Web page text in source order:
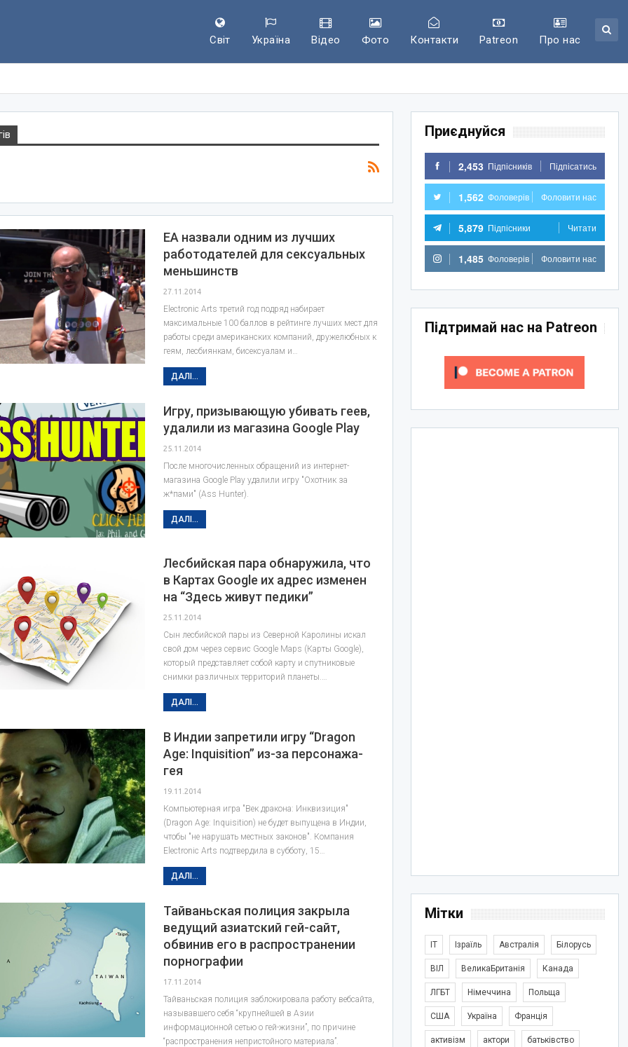
Світ Україна Відео Фото Контакти Patreon Про нас
EA назвали одним из лучших
работодателей для сексуальных
меньшинств
27.11.2014
Electronic Arts третий год подряд набирает
максимальные 100 баллов в рейтинге лучших мест для
работы среди американских компаний, дружелюбных к
геям, лесбиянкам, бисексуалам и…
ДАЛІ...
Игру, призывающую убивать геев,
удалили из магазина Google Play
25.11.2014
После многочисленных обращений из интернет-
магазина Google Play удалили игру "Охотник за
ж*пами" (Ass Hunter).
ДАЛІ...
Лесбийская пара обнаружила, что
в Картах Google их адрес изменен
на “Здесь живут педики”
25.11.2014
Сын лесбийской пары из Северной Каролины искал
свой дом через сервис Google Maps (Карты Google),
который представляет собой карту и спутниковые
снимки различных территорий планеты.…
ДАЛІ...
В Индии запретили игру “Dragon
Age: Inquisition” из-за персонажа-
гея
19.11.2014
Компьютерная игра "Век дракона: Инквизиция"
(Dragon Age: Inquisition) не будет выпущена в Индии,
чтобы "не нарушать местных законов". Компания
Electronic Arts подтвердила в субботу, 15…
ДАЛІ...
Тайваньская полиция закрыла
ведущий азиатский гей-сайт,
обвинив его в распространении
порнографии
17.11.2014
Тайваньская полиция заблокировала работу вебсайта,
называвшего себя “крупнейшей в Азии
информационной сетью о гей-жизни”, по причине
“распространения непристойного материала”.
Приєднуйся
2,453 Підпісників Підпісатись
1,562 Фоловерів Фоловити нас
5,879 Підпісники Читати
1,485 Фоловерів Фоловити нас
Підтримай нас на Patreon
Мітки
IT Ізраїль Австралія Білорусь
ВІЛ ВеликаБританія Канада
ЛГБТ Німеччина Польща
США Україна Франція
активізм актори батьківство